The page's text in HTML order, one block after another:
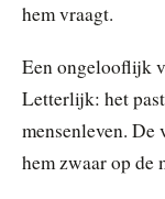
hem vraagt.
Een ongelooflijk
Letterlijk: het
mensenleven.
hem zwaar op de